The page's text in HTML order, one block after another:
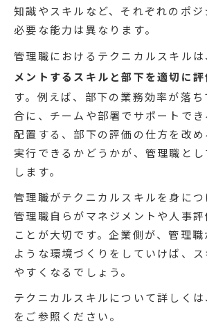
知識やスキルなど、それぞれのポジ
必要な能力は異なります。
管理職におけるテクニカルスキル
メントするスキルと部下を適切に
す。例えば、部下の業務効率が落
合に、チームや部署でサポートで
配置する、部下の評価の仕方を改
実行できるかどうかが、管理職と
します。
管理職がテクニカルスキルを身につ
管理職自らがマネジメントや人事
ことが大切です。企業側が、管理職
ような環境づくりをしていけば、
やすくなるでしょう。
テクニカルスキルについて詳しく
をご参照ください。